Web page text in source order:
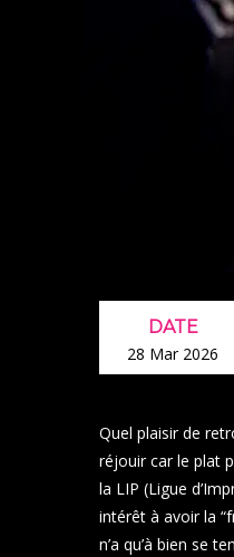
DATE
28 Mar 2026
Quel plaisir de
réjouir car le plat
la LIP (Ligue
intérêt à avoir la
n’a qu’à bien se